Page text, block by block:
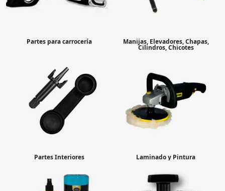
Partes para carrocería Manijas, Elevadores, Chapas,
Cilindros, Chicotes
Partes Interiores Laminado y Pintura